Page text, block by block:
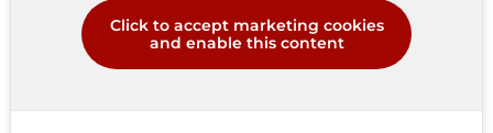
Click to accept marketing cookies
and enable this content